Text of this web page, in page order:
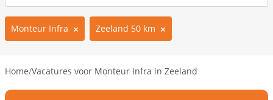
Monteur Infra Zeeland 50 km
Home/Vacatures voor Monteur Infra in Zeeland